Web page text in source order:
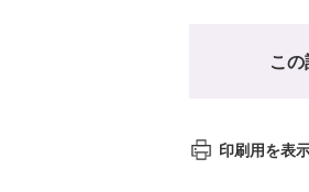
こ
印刷用を表